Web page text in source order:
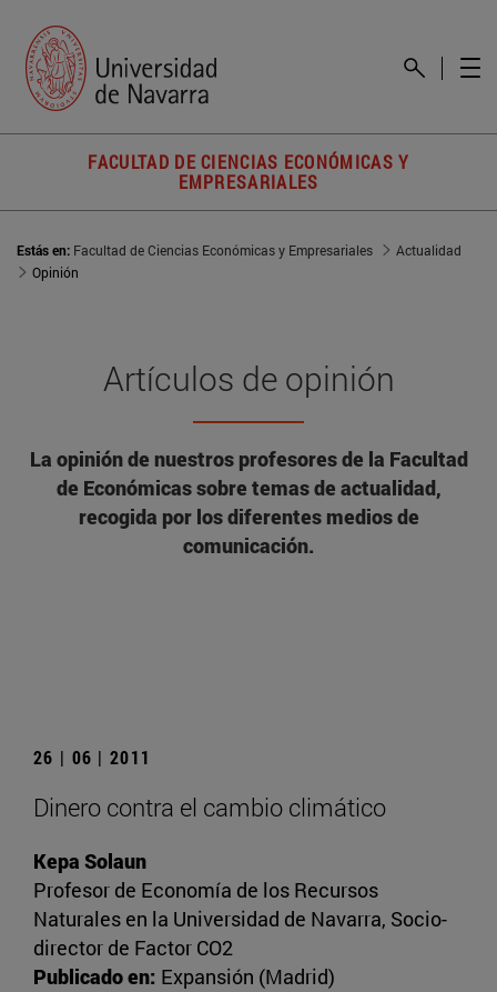
FACULTAD DE CIENCIAS ECONÓMICAS Y
EMPRESARIALES
Estás en: Facultad de Ciencias Económicas y Empresariales
Actualidad
Opinión
Artículos de opinión
La opinión de nuestros profesores de la Facultad
de Económicas sobre temas de actualidad,
recogida por los diferentes medios de
comunicación.
26 | 06 | 2011
Dinero contra el cambio climático
Kepa Solaun
Profesor de Economía de los Recursos
Naturales en la Universidad de Navarra, Socio-
director de Factor CO2
Publicado en: Expansión (Madrid)